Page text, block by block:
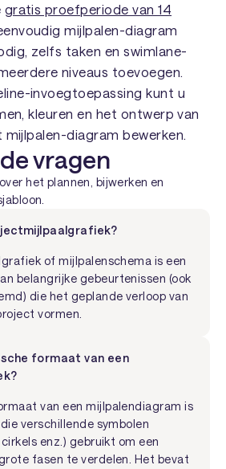
gratis proefperiode van 14
mijlpalen-diagram
zelfs taken en swimlane-
niveaus toevoegen.
invoegtoepassing kunt u
kleuren en het ontwerp van
diagram bewerken.
vragen
het plannen, bijwerken en
of mijlpalenschema is een
belangrijke gebeurtenissen (ook
die het geplande verloop van
vormen.
formaat van een
van een mijlpalendiagram is
verschillende symbolen
enz.) gebruikt om een
fasen te verdelen. Het bevat